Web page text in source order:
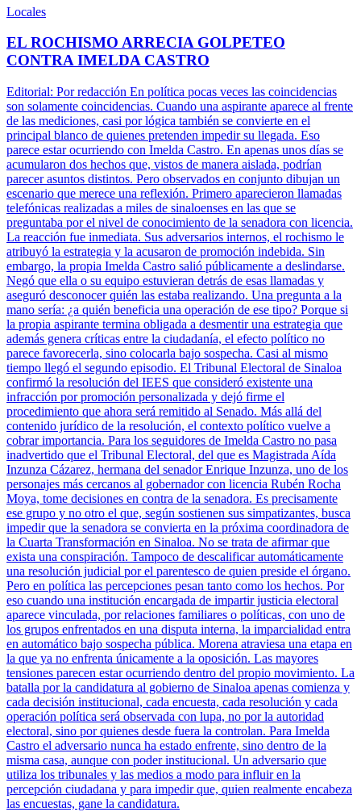
Locales
EL ROCHISMO ARRECIA GOLPETEO
CONTRA IMELDA CASTRO
Editorial: Por redacción En política pocas veces las coincidencias
son solamente coincidencias. Cuando una aspirante aparece al frente
de las mediciones, casi por lógica también se convierte en el
principal blanco de quienes pretenden impedir su llegada. Eso
parece estar ocurriendo con Imelda Castro. En apenas unos días se
acumularon dos hechos que, vistos de manera aislada, podrían
parecer asuntos distintos. Pero observados en conjunto dibujan un
escenario que merece una reflexión. Primero aparecieron llamadas
telefónicas realizadas a miles de sinaloenses en las que se
preguntaba por el nivel de conocimiento de la senadora con licencia.
La reacción fue inmediata. Sus adversarios internos, el rochismo le
atribuyó la estrategia y la acusaron de promoción indebida. Sin
embargo, la propia Imelda Castro salió públicamente a deslindarse.
Negó que ella o su equipo estuvieran detrás de esas llamadas y
aseguró desconocer quién las estaba realizando. Una pregunta a la
mano sería: ¿a quién beneficia una operación de ese tipo? Porque si
la propia aspirante termina obligada a desmentir una estrategia que
además genera críticas entre la ciudadanía, el efecto político no
parece favorecerla, sino colocarla bajo sospecha. Casi al mismo
tiempo llegó el segundo episodio. El Tribunal Electoral de Sinaloa
confirmó la resolución del IEES que consideró existente una
infracción por promoción personalizada y dejó firme el
procedimiento que ahora será remitido al Senado. Más allá del
contenido jurídico de la resolución, el contexto político vuelve a
cobrar importancia. Para los seguidores de Imelda Castro no pasa
inadvertido que el Tribunal Electoral, del que es Magistrada Aída
Inzunza Cázarez, hermana del senador Enrique Inzunza, uno de los
personajes más cercanos al gobernador con licencia Rubén Rocha
Moya, tome decisiones en contra de la senadora. Es precisamente
ese grupo y no otro el que, según sostienen sus simpatizantes, busca
impedir que la senadora se convierta en la próxima coordinadora de
la Cuarta Transformación en Sinaloa. No se trata de afirmar que
exista una conspiración. Tampoco de descalificar automáticamente
una resolución judicial por el parentesco de quien preside el órgano.
Pero en política las percepciones pesan tanto como los hechos. Por
eso cuando una institución encargada de impartir justicia electoral
aparece vinculada, por relaciones familiares o políticas, con uno de
los grupos enfrentados en una disputa interna, la imparcialidad entra
en automático bajo sospecha pública. Morena atraviesa una etapa en
la que ya no enfrenta únicamente a la oposición. Las mayores
tensiones parecen estar ocurriendo dentro del propio movimiento. La
batalla por la candidatura al gobierno de Sinaloa apenas comienza y
cada decisión institucional, cada encuesta, cada resolución y cada
operación política será observada con lupa, no por la autoridad
electoral, sino por quienes desde fuera la controlan. Para Imelda
Castro el adversario nunca ha estado enfrente, sino dentro de la
misma casa, aunque con poder institucional. Un adversario que
utiliza los tribunales y las medios a modo para influir en la
percepción ciudadana y para impedir que, quien realmente encabeza
las encuestas, gane la candidatura.